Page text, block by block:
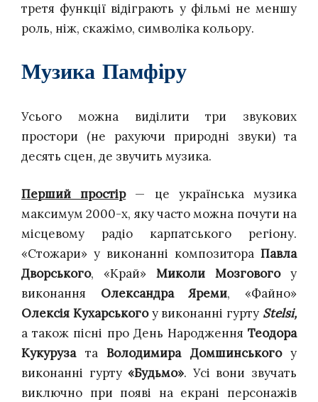
третя функції відіграють у фільмі не меншу
роль, ніж, скажімо, символіка кольору.
Музика Памфіру
Усього можна виділити три звукових
простори (не рахуючи природні звуки) та
десять сцен, де звучить музика.
Перший простір— це українська музика
максимум 2000-х, яку часто можна почути на
місцевому радіо карпатського регіону.
«Стожари» у виконанні композитора Павла
Дворського, «Край» Миколи Мозговогоу
виконання Олександра Яреми, «Файно»
Олексія Кухарськогоу виконанні гурту Stelsi,
а також пісні про День Народження Теодора
Кукурузата Володимира Домшинськогоу
виконанні гурту«Будьмо». Усі вони звучать
виключно при появі на екрані персонажів